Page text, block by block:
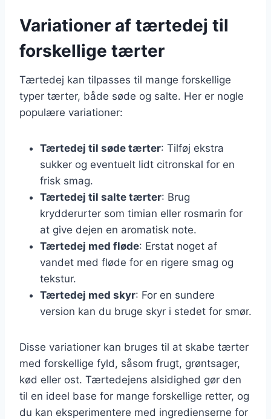
Variationer af tærtedej til
forskellige tærter
Tærtedej kan tilpasses til mange forskellige
typer tærter, både søde og salte. Her er nogle
populære variationer:
Tærtedej til søde tærter: Tilføj ekstra
sukker og eventuelt lidt citronskal for en
frisk smag.
Tærtedej til salte tærter: Brug
krydderurter som timian eller rosmarin for
at give dejen en aromatisk note.
Tærtedej med fløde: Erstat noget af
vandet med fløde for en rigere smag og
tekstur.
Tærtedej med skyr: For en sundere
version kan du bruge skyr i stedet for smør.
Disse variationer kan bruges til at skabe tærter
med forskellige fyld, såsom frugt, grøntsager,
kød eller ost. Tærtedejens alsidighed gør den
til en ideel base for mange forskellige retter, og
du kan eksperimentere med ingredienserne for